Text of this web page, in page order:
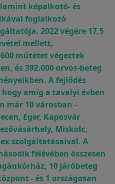
képalkotó- és
foglalkozó
2022 végére 17,5
mellett,
műtétet végeztek
és 392.000 orvos-beteg
A fejlődés
amíg a tavalyi évben
már 10 városban -
Eger, Kaposvár
Miskolc,
szolgáltatásaival. A
félévében összesen
10 járóbeteg
- és 1 országosan